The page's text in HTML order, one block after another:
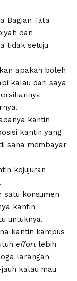
Bagian Tata
dan
tidak setuju
apakah boleh
kalau dari saya
kantin
kantin yang
sana membayar
kejujuran
satu konsumen
kantin
untuknya.
kantin kampus
effortlebih
larangan
kalau mau